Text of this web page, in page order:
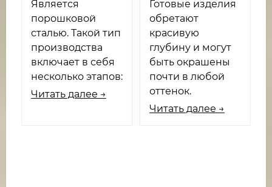
Является
порошковой
сталью. Такой тип
производства
включает в себя
несколько этапов:
Читать далее →
Готовые изделия
обретают
красивую
глубину и могут
быть окрашены
почти в любой
оттенок.
Читать далее →